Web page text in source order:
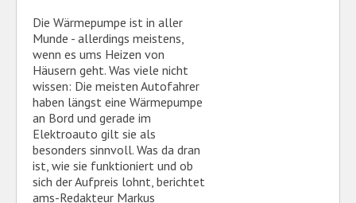
Die Wärmepumpe ist in aller
Munde - allerdings meistens,
wenn es ums Heizen von
Häusern geht. Was viele nicht
wissen: Die meisten Autofahrer
haben längst eine Wärmepumpe
an Bord und gerade im
Elektroauto gilt sie als
besonders sinnvoll. Was da dran
ist, wie sie funktioniert und ob
sich der Aufpreis lohnt, berichtet
ams-Redakteur Markus